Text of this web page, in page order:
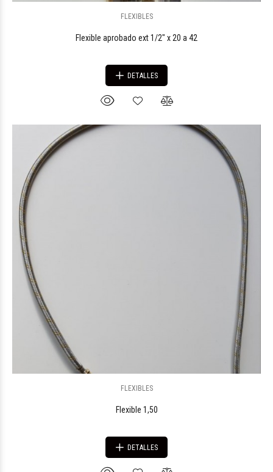
FLEXIBLES
Flexible aprobado ext 1/2" x 20 a 42
DETALLES
FLEXIBLES
Flexible 1,50
DETALLES